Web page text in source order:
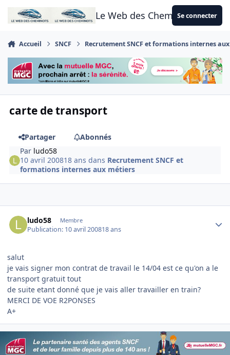
Aller au contenu
Le Web des CheminotsSe connecter
Accueil SNCF Recrutement SNCF et formations internes
carte de transport
Partager
Abonnés
Par ludo58
10 avril 200818 ans dans Recrutement SNCF et
formations internes aux métiers
ludo58 Membre
Publication: 10 avril 200818 ans
salut
je vais signer mon contrat de travail le 14/04 est ce qu'on a le
transport gratuit tout
de suite etant donné que je vais aller travailler en train?
MERCI DE VOE R2PONSES
A+